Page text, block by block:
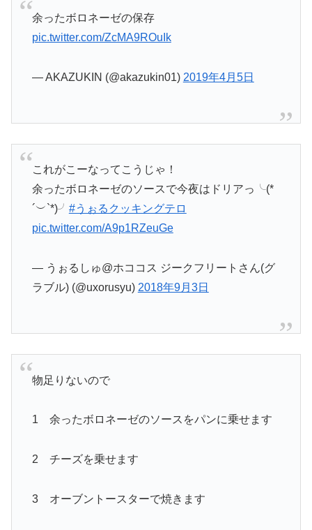
余ったボロネーゼの保存
pic.twitter.com/ZcMA9ROuIk
— AKAZUKIN (@akazukin01) 2019年4月5日
これがこーなってこうじゃ！
余ったボロネーゼのソースで今夜はドリアっ╰(*
´︶`*)╯ #うぉるクッキングテロ
pic.twitter.com/A9p1RZeuGe
— うぉるしゅ@ホココス ジークフリートさん(グ
ラブル) (@uxorusyu) 2018年9月3日
物足りないので
1 余ったボロネーゼのソースをパンに乗せます
2 チーズを乗せます
3 オーブントースターで焼きます